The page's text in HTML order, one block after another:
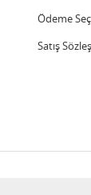
Ödeme
Satış